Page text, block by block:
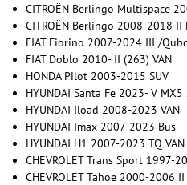
CITROËN Berlingo Multispace
CITROËN Berlingo 2008-2018 II
FIAT Fiorino 2007-2024 III /
FIAT Doblo 2010- II (263) VAN
HONDA Pilot 2003-2015 SUV
HYUNDAI Santa Fe 2023- V MX5
HYUNDAI Iload 2008-2023 VAN
HYUNDAI Imax 2007-2023 Bus
HYUNDAI H1 2007-2023 TQ VAN
CHEVROLET Trans Sport 1997-
CHEVROLET Tahoe 2000-2006